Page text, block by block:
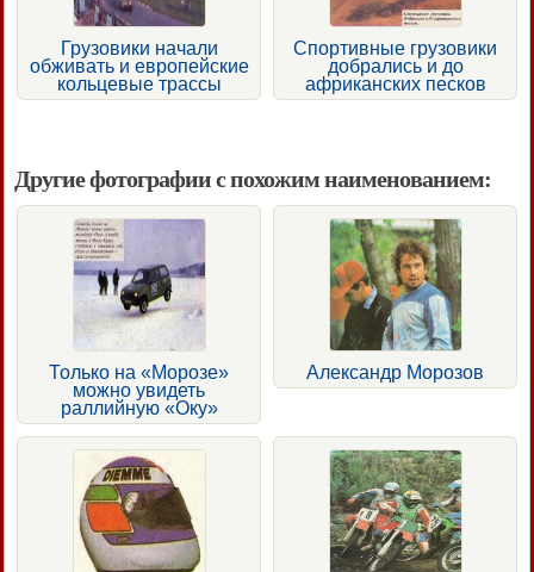
Грузовики начали
обживать и европейские
кольцевые трассы
Спортивные грузовики
добрались и до
африканских песков
Другие фотографии с похожим наименованием:
Только на «Морозе»
можно увидеть
раллийную «Оку»
Александр Морозов